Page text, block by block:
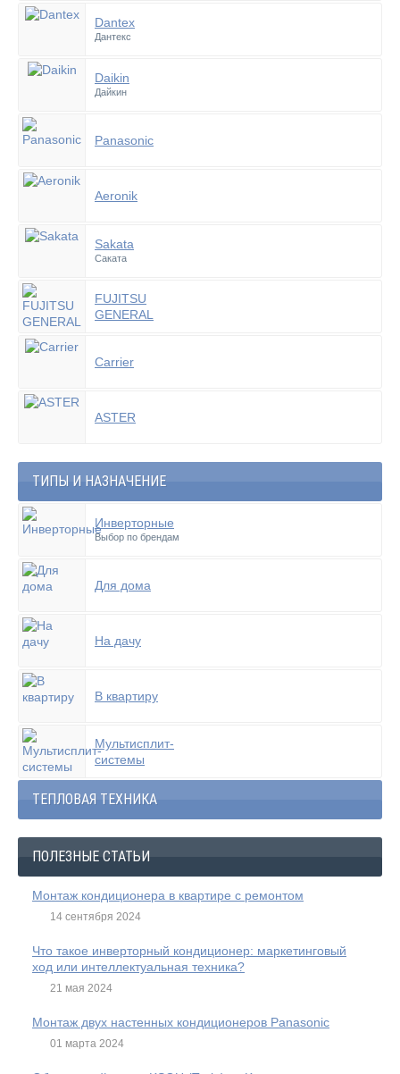
Dantex
Дантекс
Daikin
Дайкин
Panasonic
Aeronik
Sakata
Саката
FUJITSU
GENERAL
Carrier
ASTER
ТИПЫ И НАЗНАЧЕНИЕ
Инверторные
Выбор по брендам
Для дома
На дачу
В квартиру
Мультисплит-
системы
ТЕПЛОВАЯ ТЕХНИКА
ПОЛЕЗНЫЕ СТАТЬИ
Монтаж кондиционера в квартире с ремонтом
14 сентября 2024
Что такое инверторный кондиционер: маркетинговый
ход или интеллектуальная техника?
21 мая 2024
Монтаж двух настенных кондиционеров Panasonic
01 марта 2024